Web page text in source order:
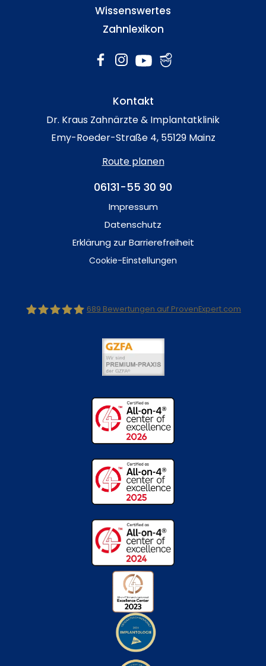
Wissenswertes
Zahnlexikon
Kontakt
Dr. Kraus Zahnärzte & Implantatklinik
Emy-Roeder-Straße 4, 55129 Mainz
Route planen
06131-55 30 90
Impressum
Datenschutz
Erklärung zur Barrierefreiheit
Cookie-Einstellungen
Dr.Kraus Zahnärzte +Implantatklinik
689 Bewertungen auf ProvenExpert.com